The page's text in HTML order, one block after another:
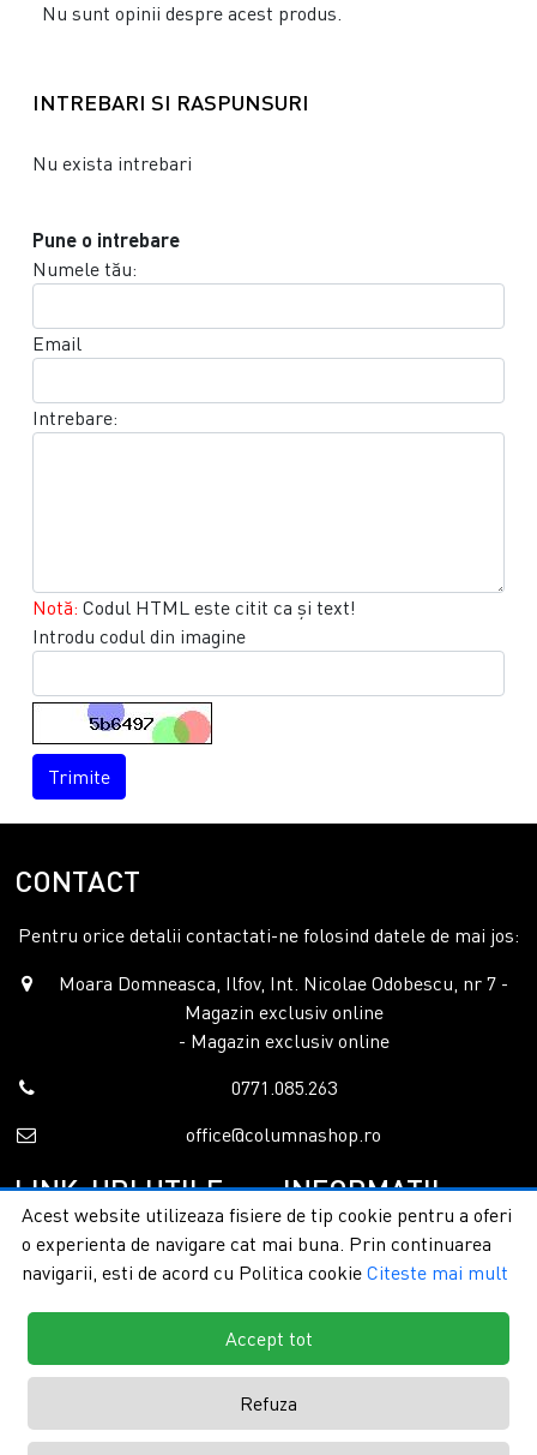
Nu sunt opinii despre acest produs.
INTREBARI SI RASPUNSURI
Nu exista intrebari
Pune o intrebare
Numele tău:
Email
Intrebare:
Notă: Codul HTML este citit ca şi text!
Introdu codul din imagine
Trimite
CONTACT
Pentru orice detalii contactati-ne folosind datele de mai jos:
Moara Domneasca, Ilfov, Int. Nicolae Odobescu, nr 7 -
Magazin exclusiv online
- Magazin exclusiv online
0771.085.263
office@columnashop.ro
LINK-URI UTILE
Acasa
Despre noi
Formular retur
INFORMATII
Garantie si service
Detalii livrare
Termeni si conditii
Copyright © 2026 - ColumnaShop |
Acest website utilizeaza fisiere de tip cookie pentru a oferi
o experienta de navigare cat mai buna. Prin continuarea
navigarii, esti de acord cu Politica cookie Citeste mai mult
Accept tot
Refuza